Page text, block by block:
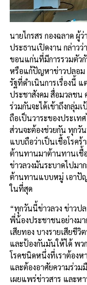
นายไกรสร กองฉลาด ผู้
ประธานเปิดงาน กล่าวว่
ขอนแก่นที่มีการรวมตัว
หรือแก้ปัญหาข่าวปลอม
รัฐที่ดำเนินการเรื่องนี้
ประชาสังคม สื่อมวลชน
ร่วมกันจะได้เข้าถึงกลุ่ม
ถือเป็นวาระของประเท
ส่วนจะต้องช่วยกัน ทุกวั
แบบถือว่าเป็นเชื้อโรคร้
ต้านทานมาต้านทานเชื้
ข่าวลวงมันระบาดไปมา
ต้านทานแบบหมู่ เอาปั
ในที่สุด
“ทุกวันนี้ข่าวลวง ข่าว
พี่น้องประชาชนอย่างมา
เสียทอง บางรายเสียชีวิ
และป้องกันมันให้ได้ พว
โรคชนิดหนึ่งที่เราต้อง
และต้องอาศัยความร่วม
เผยแพร่ข่าวสาร และห